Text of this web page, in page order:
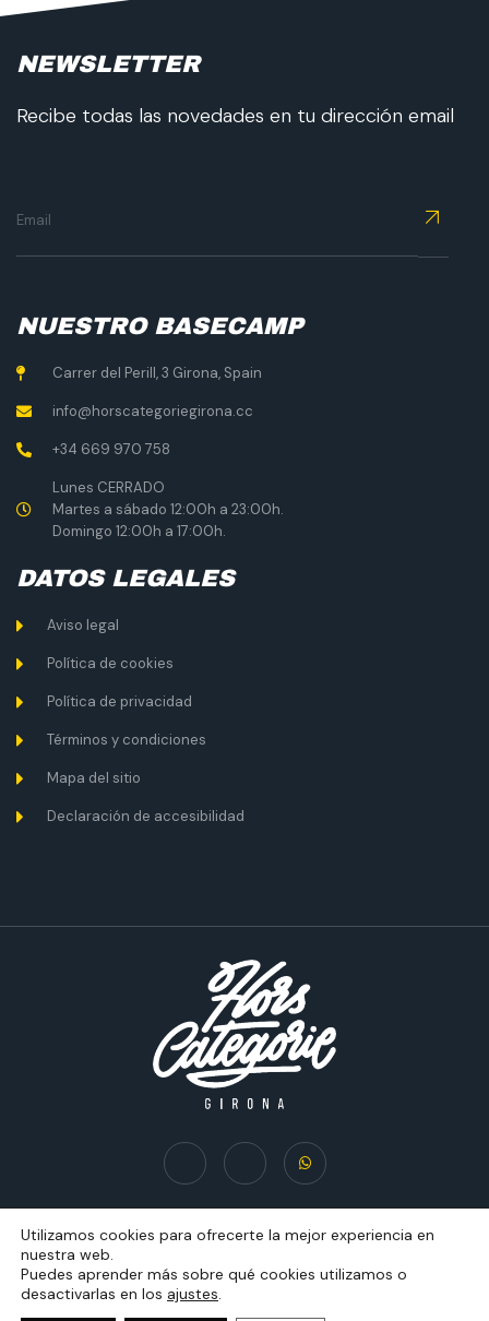
NEWSLETTER
Recibe todas las novedades en tu dirección email
NUESTRO BASECAMP
Carrer del Perill, 3 Girona, Spain
info@horscategoriegirona.cc
+34 669 970 758
Lunes CERRADO
Martes a sábado 12:00h a 23:00h.
Domingo 12:00h a 17:00h.
DATOS LEGALES
Aviso legal
Política de cookies
Política de privacidad
Términos y condiciones
Mapa del sitio
Declaración de accesibilidad
Utilizamos cookies para ofrecerte la mejor experiencia en
nuestra web.
Puedes aprender más sobre qué cookies utilizamos o
desactivarlas en los ajustes.